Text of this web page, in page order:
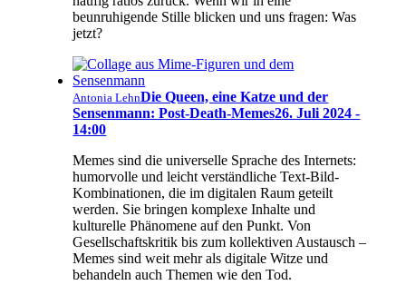
beunruhigende Stille blicken und uns fragen: Was
jetzt?
Antonia LehnDie Queen, eine Katze und der
Sensenmann: Post-Death-Memes26. Juli 2024 -
14:00
Memes sind die universelle Sprache des Internets:
humorvolle und leicht verständliche Text-Bild-
Kombinationen, die im digitalen Raum geteilt
werden. Sie bringen komplexe Inhalte und
kulturelle Phänomene auf den Punkt. Von
Gesellschaftskritik bis zum kollektiven Austausch –
Memes sind weit mehr als digitale Witze und
behandeln auch Themen wie den Tod.